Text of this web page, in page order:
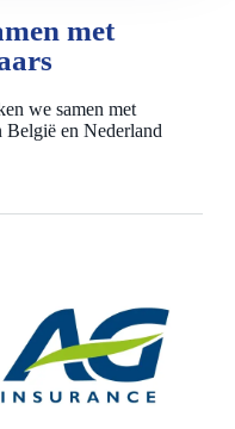
met
we samen met
België en Nederland